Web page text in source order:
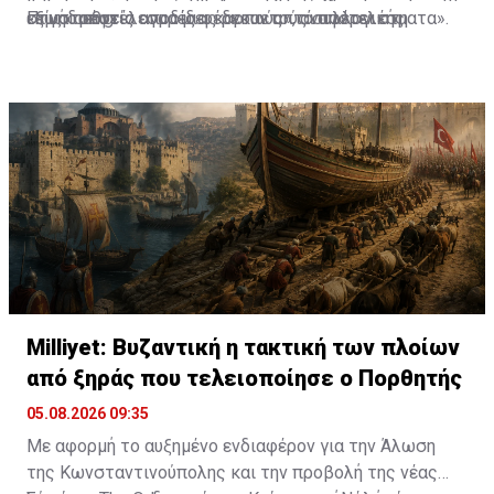
εξωστρέφεια αποδίδει καρπούς», αναφέρει στη
στις διεθνείς αγορές φέρνουν απτά αποτελέσματα».
«είναι αποτέλεσμα μιας δεκαετούς συλλογικής
Πηγή: cnn.gr
Milliyet: Βυζαντική η τακτική των πλοίων
από ξηράς που τελειοποίησε ο Πορθητής
05.08.2026 09:35
Με αφορμή το αυξημένο ενδιαφέρον για την Άλωση
της Κωνσταντινούπολης και την προβολή της νέας